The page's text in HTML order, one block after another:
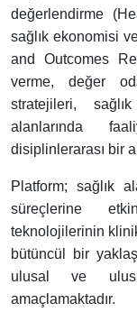
değerlendirme
sağlık ekonomisi
and Outcomes
verme, değer
stratejileri,
alanlarında
disiplinlerarası bir
Platform; sağlık
süreçlerine
teknolojilerinin
bütüncül bir
ulusal ve
amaçlamaktadır.